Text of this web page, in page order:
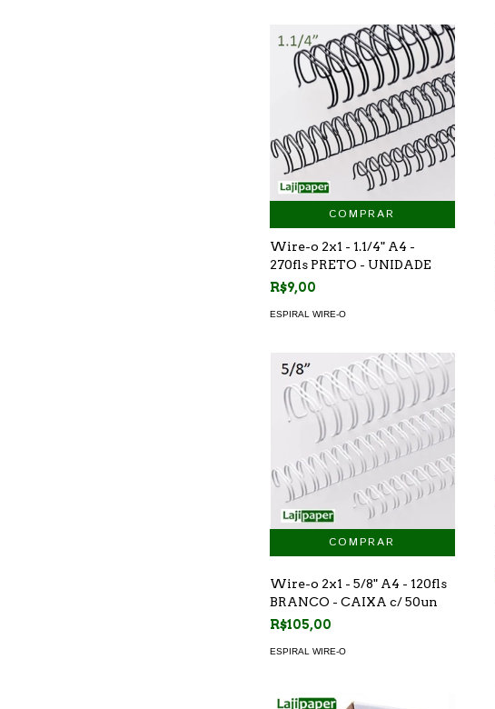
COMPRAR
Wire-o 2x1 - 1.1/4" A4 -
270fls PRETO - UNIDADE
R$9,00
ESPIRAL WIRE-O
Wire-o 2x1 - 5/8" A4 - 120fls
BRANCO - CAIXA c/ 50un
R$105,00
ESPIRAL WIRE-O